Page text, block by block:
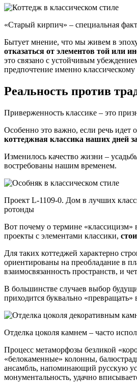
«Старый кирпич» – специальная
Бытует мнение, что мы живем в
отказаться от элементов той или
это связано с устойчивым
предпочтение именно
Реальность против
Приверженность классике – это
Особенно это важно, если речь идет
коттеджная классика наших дней
Изменилось качество жизни –
востребованы нашим временем.
Проект L-1109-0. Дом в лучших
ротонды
Вот почему о термине «классицизм»
проекты с элементами классики,
Для таких коттеджей характерно
ориентированы на преобладание в
взаимосвязанность пространств, и
В большинстве случаев выбор
приходится буквально
Отделка цоколя камнем – часто
Процесс метаморфозы безликой
«белокаменные» колонны,
ансамбль, напоминающий русскую
монументальность, удачно